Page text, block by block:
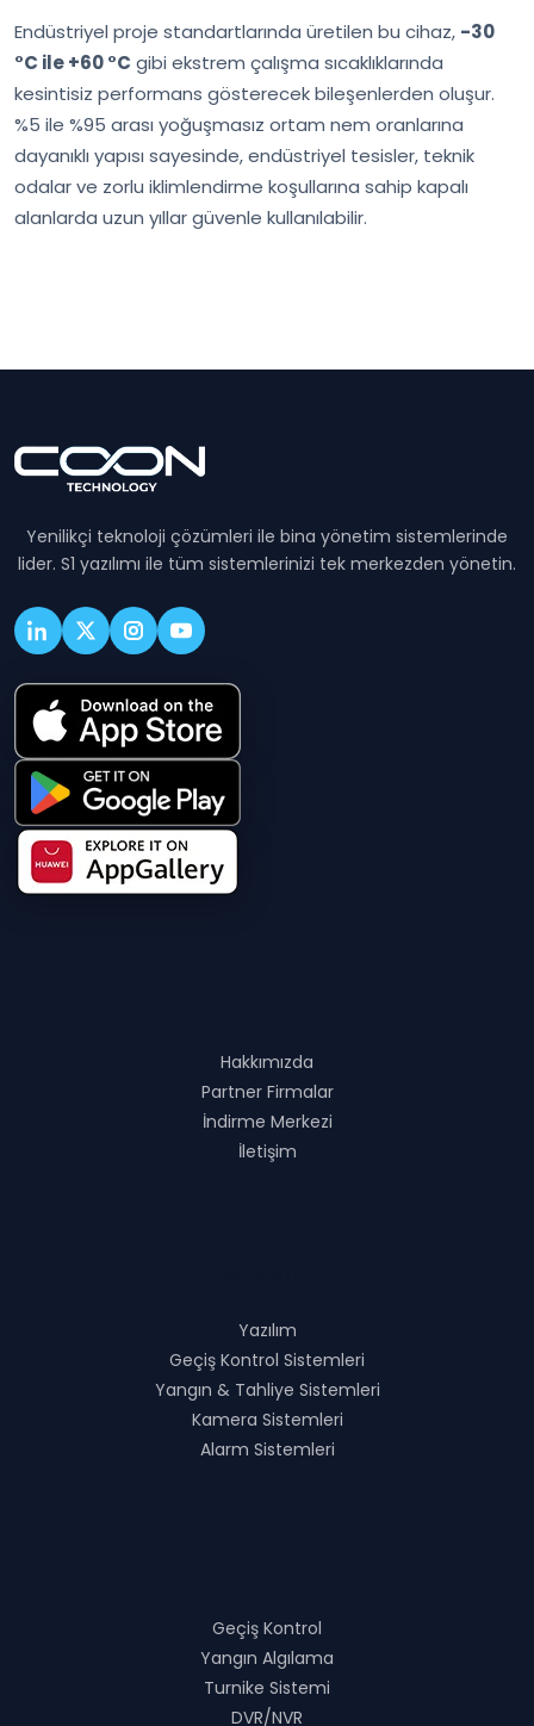
Endüstriyel proje standartlarında üretilen bu cihaz, -30
°C ile +60 °C gibi ekstrem çalışma sıcaklıklarında
kesintisiz performans gösterecek bileşenlerden oluşur.
%5 ile %95 arası yoğuşmasız ortam nem oranlarına
dayanıklı yapısı sayesinde, endüstriyel tesisler, teknik
odalar ve zorlu iklimlendirme koşullarına sahip kapalı
alanlarda uzun yıllar güvenle kullanılabilir.
Yenilikçi teknoloji çözümleri ile bina yönetim sistemlerinde
lider. S1 yazılımı ile tüm sistemlerinizi tek merkezden yönetin.
Hakkımızda
Partner Firmalar
İndirme Merkezi
İletişim
Yazılım
Geçiş Kontrol Sistemleri
Yangın & Tahliye Sistemleri
Kamera Sistemleri
Alarm Sistemleri
Geçiş Kontrol
Yangın Algılama
Turnike Sistemi
DVR/NVR